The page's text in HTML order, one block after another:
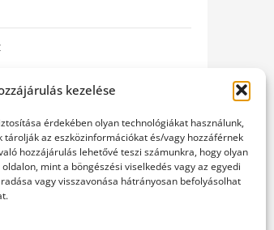
kezelése
érdekében olyan technológiákat használunk,
tárolják az eszközinformációkat és/vagy hozzáférnek
hozzájárulás lehetővé teszi számunkra, hogy olyan
mint a böngészési viselkedés vagy az egyedi
vagy visszavonása hátrányosan befolyásolhat